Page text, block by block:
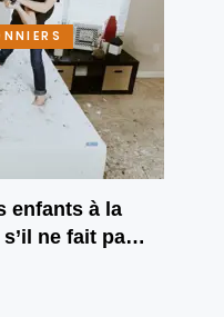
enfants à la
ne fait pas